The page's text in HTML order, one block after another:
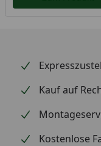
Kauf auf
Kostenlose